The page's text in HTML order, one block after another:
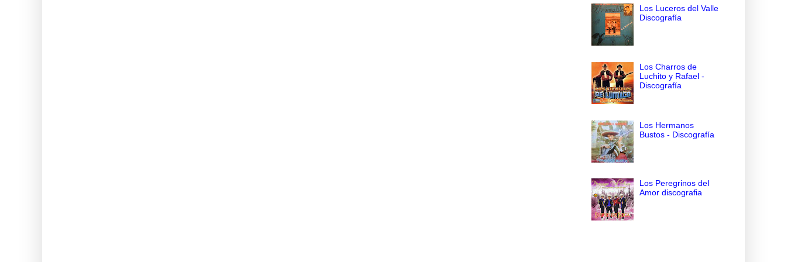
Los Luceros del Valle
Discografía
Los Charros de
Luchito y Rafael -
Discografía
Los Hermanos
Bustos - Discografía
Los Peregrinos del
Amor discografia